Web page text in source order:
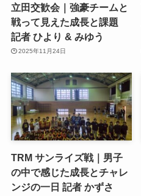
立田交歓会｜強豪チームと
戦って見えた成長と課題
記者 ひより & みゆう
2025年11月24日
TRM サンライズ戦｜男子
の中で感じた成長とチャレ
ンジの一日 記者 かずさ